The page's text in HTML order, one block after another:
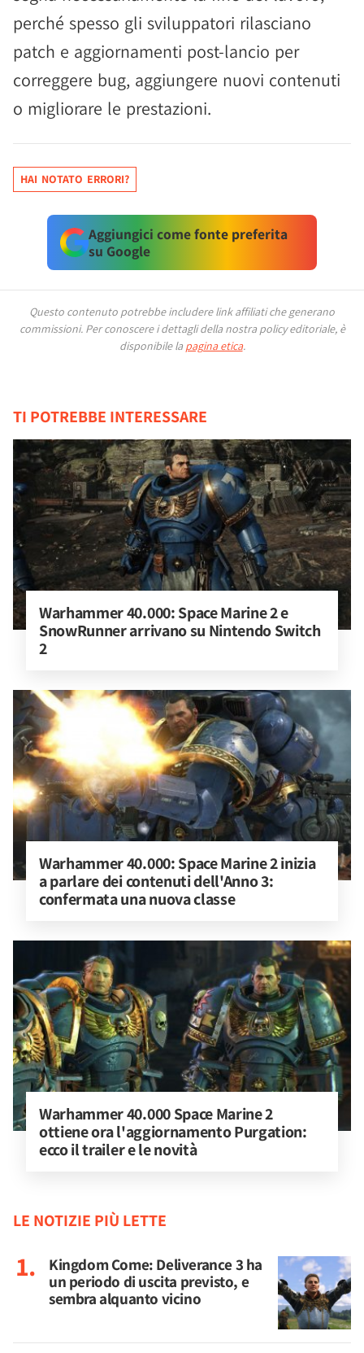
perché spesso gli sviluppatori rilasciano
patch e aggiornamenti post-lancio per
correggere bug, aggiungere nuovi contenuti
o migliorare le prestazioni.
HAI NOTATO ERRORI?
Aggiungici come fonte preferita
su Google
Questo contenuto potrebbe includere link affiliati che generano
commissioni. Per conoscere i dettagli della nostra policy editoriale, è
disponibile la pagina etica.
TI POTREBBE INTERESSARE
Warhammer 40.000: Space Marine 2 e
SnowRunner arrivano su Nintendo Switch
2
Warhammer 40.000: Space Marine 2 inizia
a parlare dei contenuti dell'Anno 3:
confermata una nuova classe
Warhammer 40.000 Space Marine 2
ottiene ora l'aggiornamento Purgation:
ecco il trailer e le novità
LE NOTIZIE PIÙ LETTE
Kingdom Come: Deliverance 3 ha
un periodo di uscita previsto, e
sembra alquanto vicino